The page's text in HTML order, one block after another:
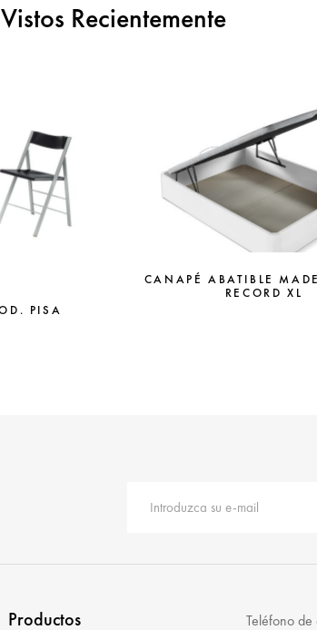
Vistos Recientemente
PISA
CANAPÉ ABATIBLE
RECORD XL
Productos Teléfono de